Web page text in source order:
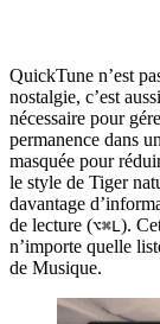
QuickTune n’est
nostalgie, c’est
nécessaire pour
permanence dans
masquée pour
le style de Tiger
davantage
de lecture (⌥⌘L ).
n’importe quelle
de Musique.